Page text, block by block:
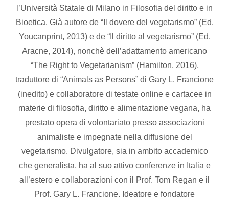
l’Università Statale di Milano in Filosofia del diritto e in
Bioetica. Già autore de “Il dovere del vegetarismo” (Ed.
Youcanprint, 2013) e de “Il diritto al vegetarismo” (Ed.
Aracne, 2014), nonchè dell’adattamento americano
“The Right to Vegetarianism” (Hamilton, 2016),
traduttore di “Animals as Persons” di Gary L. Francione
(inedito) e collaboratore di testate online e cartacee in
materie di filosofia, diritto e alimentazione vegana, ha
prestato opera di volontariato presso associazioni
animaliste e impegnate nella diffusione del
vegetarismo. Divulgatore, sia in ambito accademico
che generalista, ha al suo attivo conferenze in Italia e
all’estero e collaborazioni con il Prof. Tom Regan e il
Prof. Gary L. Francione. Ideatore e fondatore